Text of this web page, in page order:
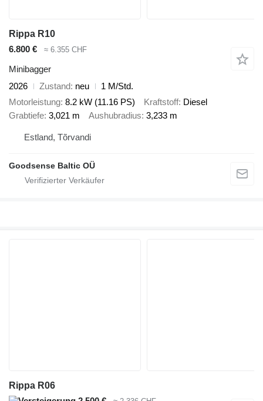
Rippa R10
6.800 €
≈ 6.355 CHF
Minibagger
2026
Zustand neu
1 M/Std.
Motorleistung 8.2 kW (11.16 PS) Kraftstoff Diesel
Grabtiefe 3,021 m Aushubradius 3,233 m
Estland, Tõrvandi
Goodsense Baltic OÜ
Rippa R06